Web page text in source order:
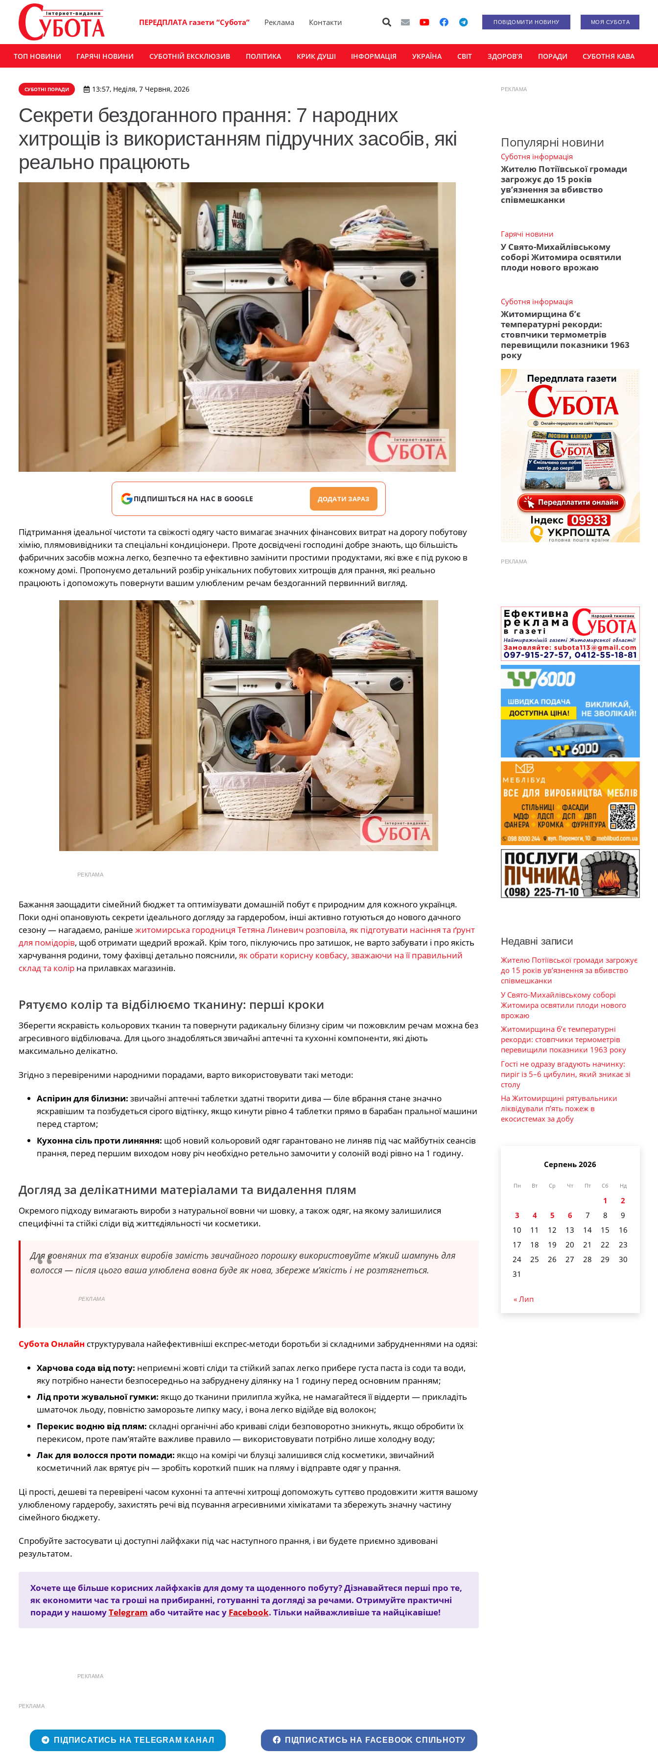
ПЕРЕДПЛАТА газети “Субота” Реклама Контакти ПОВІДОМИТИ НОВИНУ МОЯ СУБОТА
ТОП НОВИНИ ГАРЯЧІ НОВИНИ СУБОТНІЙ ЕКСКЛЮЗИВ ПОЛІТИКА КРИК ДУШІ ІНФОРМАЦІЯ УКРАЇНА СВІТ ЗДОРОВ’Я ПОРАДИ СУБОТНЯ КАВА
СУБОТНІ ПОРАДИ 13:57, Неділя, 7 Червня, 2026
Секрети бездоганного прання: 7 народних
хитрощів із використанням підручних засобів, які
реально працюють
ПІДПИШІТЬСЯ НА НАС В GOOGLE ДОДАТИ ЗАРАЗ
Підтримання ідеальної чистоти та свіжості одягу часто вимагає значних фінансових витрат на дорогу побутову
хімію, плямовивідники та спеціальні кондиціонери. Проте досвідчені господині добре знають, що більшість
фабричних засобів можна легко, безпечно та ефективно замінити простими продуктами, які вже є під рукою в
кожному домі. Пропонуємо детальний розбір унікальних побутових хитрощів для прання, які реально
працюють і допоможуть повернути вашим улюбленим речам бездоганний первинний вигляд.
РЕКЛАМА
Бажання заощадити сімейний бюджет та оптимізувати домашній побут є природним для кожного українця.
Поки одні опановують секрети ідеального догляду за гардеробом, інші активно готуються до нового дачного
сезону — нагадаємо, раніше житомирська городниця Тетяна Линевич розповіла, як підготувати насіння та ґрунт
для помідорів, щоб отримати щедрий врожай. Крім того, піклуючись про затишок, не варто забувати і про якість
харчування родини, тому фахівці детально пояснили, як обрати корисну ковбасу, зважаючи на її правильний
склад та колірна прилавках магазинів.
Рятуємо колір та відбілюємо тканину: перші кроки
Зберегти яскравість кольорових тканин та повернути радикальну білизну сірим чи пожовклим речам можна без
агресивного відбілювача. Для цього знадобляться звичайні аптечні та кухонні компоненти, які діють
максимально делікатно.
Згідно з перевіреними народними порадами, варто використовувати такі методи:
Аспірин для білизни: звичайні аптечні таблетки здатні творити дива — біле вбрання стане значно
яскравішим та позбудеться сірого відтінку, якщо кинути рівно 4 таблетки прямо в барабан пральної машини
перед стартом;
Кухонна сіль проти линяння: щоб новий кольоровий одяг гарантовано не линяв під час майбутніх сеансів
прання, перед першим виходом нову річ необхідно ретельно замочити у солоній воді рівно на 1 годину.
Догляд за делікатними матеріалами та видалення плям
Окремого підходу вимагають вироби з натуральної вовни чи шовку, а також одяг, на якому залишилися
специфічні та стійкі сліди від життєдіяльності чи косметики.
Для вовняних та в’язаних виробів замість звичайного порошку використовуйте м’який шампунь для
волосся — після цього ваша улюблена вовна буде як нова, збереже м’якість і не розтягнеться.
РЕКЛАМА
Субота Онлайн структурувала найефективніші експрес-методи боротьби зі складними забрудненнями на одязі:
Харчова сода від поту: неприємні жовті сліди та стійкий запах легко прибере густа паста із соди та води,
яку потрібно нанести безпосередньо на забруднену ділянку на 1 годину перед основним пранням;
Лід проти жувальної гумки: якщо до тканини прилипла жуйка, не намагайтеся її віддерти — прикладіть
шматочок льоду, повністю заморозьте липку масу, і вона легко відійде від волокон;
Перекис водню від плям: складні органічні або криваві сліди безповоротно зникнуть, якщо обробити їх
перекисом, проте пам’ятайте важливе правило — використовувати потрібно лише холодну воду;
Лак для волосся проти помади: якщо на комірі чи блузці залишився слід косметики, звичайний
косметичний лак врятує річ — зробіть короткий пшик на пляму і відправте одяг у прання.
Ці прості, дешеві та перевірені часом кухонні та аптечні хитрощі допоможуть суттєво продовжити життя вашому
улюбленому гардеробу, захистять речі від псування агресивними хімікатами та збережуть значну частину
сімейного бюджету.
Спробуйте застосувати ці доступні лайфхаки під час наступного прання, і ви будете приємно здивовані
результатом.
Хочете ще більше корисних лайфхаків для дому та щоденного побуту? Дізнавайтеся перші про те,
як економити час та гроші на прибиранні, готуванні та догляді за речами. Отримуйте практичні
поради у нашомуTelegram або читайте нас у Facebook. Тільки найважливіше та найцікавіше!
РЕКЛАМА
РЕКЛАМА
ПІДПИСАТИСЬ НА TELEGRAM КАНАЛ ПІДПИСАТИСЬ НА FACEBOOK СПІЛЬНОТУ
РЕКЛАМА
Популярні новини
Суботня інформація
Жителю Потіївської громади
загрожує до 15 років
ув’язнення за вбивство
співмешканки
Гарячі новини
У Свято-Михайлівському
соборі Житомира освятили
плоди нового врожаю
Суботня інформація
Житомирщина б’є
температурні рекорди:
стовпчики термометрів
перевищили показники 1963
року
РЕКЛАМА
Недавні записи
Жителю Потіївської громади загрожує
до 15 років ув’язнення за вбивство
співмешканки
У Свято-Михайлівському соборі
Житомира освятили плоди нового
врожаю
Житомирщина б’є температурні
рекорди: стовпчики термометрів
перевищили показники 1963 року
Гості не одразу вгадують начинку:
пиріг із 5–6 цибулин, який зникає зі
столу
На Житомирщині рятувальники
ліквідували п’ять пожеж в
екосистемах за добу
Серпень 2026
Пн Вт Ср Чт Пт Сб Нд
1
2
3
4 5 6 7 8
9
10
11 12 13 14 15
16
17
18 19 20 21 22
23
24
25 26 27 28 29
30
31
« Лип